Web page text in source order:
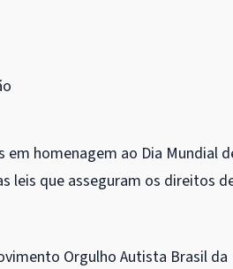
homenagem ao Dia Mundial
que asseguram os direitos
Orgulho Autista Brasil